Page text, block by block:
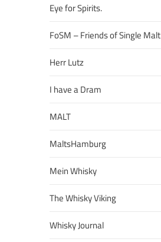
Eye for Spirits.
FoSM – Friends of Single Malt
Herr Lutz
I have a Dram
MALT
MaltsHamburg
Mein Whisky
The Whisky Viking
Whisky Journal